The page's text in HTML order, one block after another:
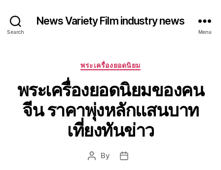
Search
News Variety Film industry news
Menu
Categories
พระเครื่องยอดนิยม
พระเครื่องยอดนิยมของคน
จีน ราคาพุ่งหลักแสนบาท
เที่ยงทันข่าว
Post
By
Post